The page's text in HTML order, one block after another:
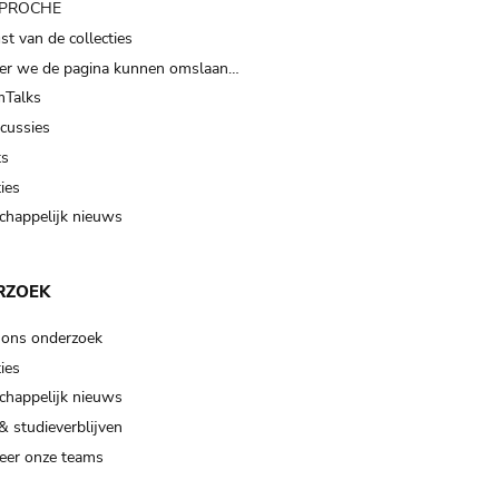
van de collecties
we de pagina kunnen omslaan…
nieuws
onderzoek
nieuws
studieverblijven
onze teams